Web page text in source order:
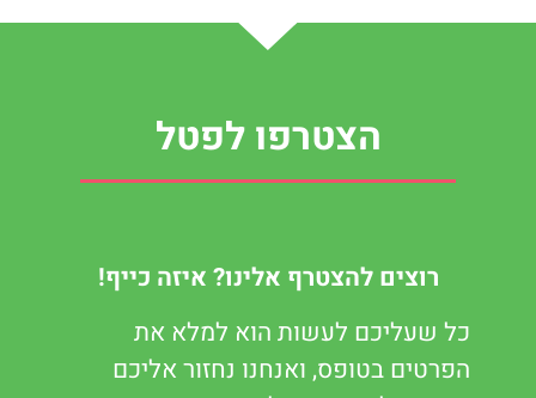
הצטרפו לפטל
רוצים להצטרף אלינו? איזה כייף!
כל שעליכם לעשות הוא למלא את
הפרטים בטופס, ואנחנו נחזור אליכם